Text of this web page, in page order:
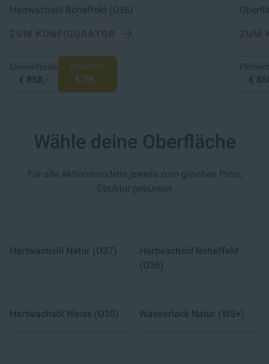
Hartwachsöl Roheffekt (O36)
ZUM KONFIGURATOR
Elementpreis
€ 858,-
Ersparnis
€ 79,-
ZUM
€
Wähle deine Oberfläche
Für alle Aktionsmodelle jeweils zum gleichen Preis,
Struktur gebürstet
Hartwachsöl Natur (O37)
Hartwachsöl Roheffekt
(O36)
Hartwachsöl Weiss (O35) Wasserlack Natur (W5+)